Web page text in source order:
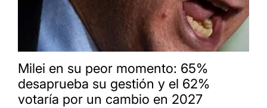
Milei en su peor momento: 65%
desaprueba su gestión y el 62%
votaría por un cambio en 2027